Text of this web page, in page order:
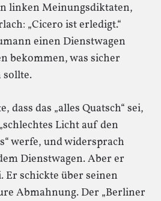
linken Meinungsdiktaten,
„Cicero ist erledigt.“
einen Dienstwagen
bekommen, was sicher
sollte.
dass das „alles Quatsch“ sei,
Licht auf den
werfe, und widersprach
Dienstwagen. Aber er
Er schickte über seinen
Abmahnung. Der „Berliner